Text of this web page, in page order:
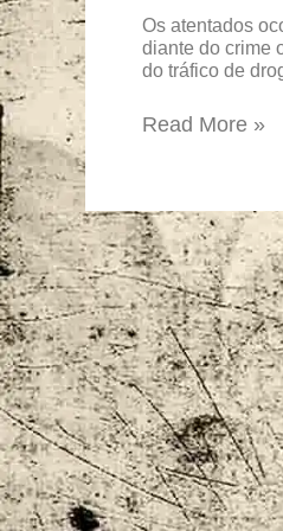
Os atentados
diante do crime
do tráfico de
faz
uma
imprensa
Read More »